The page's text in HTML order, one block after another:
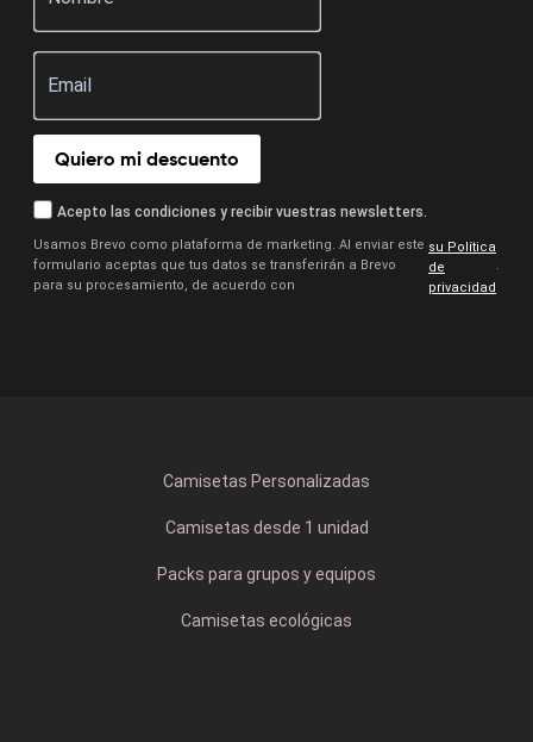
Quiero mi descuento
Acepto las condiciones y recibir vuestras newsletters.
Usamos Brevo como plataforma de marketing. Al enviar este
formulario aceptas que tus datos se transferirán a Brevo
para su procesamiento, de acuerdo con
su Política
de
privacidad
.
Camisetas Personalizadas
Camisetas desde 1 unidad
Packs para grupos y equipos
Camisetas ecológicas